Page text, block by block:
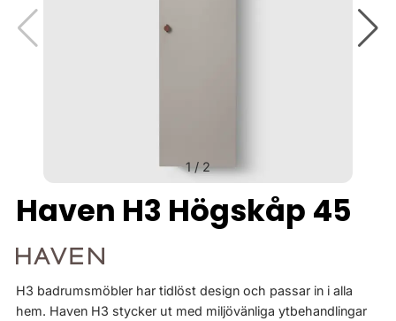
1/ 2
Haven H3 Högskåp 45
H3 badrumsmöbler har tidlöst design och passar in i alla
hem. Haven H3 stycker ut med miljövänliga ytbehandlingar